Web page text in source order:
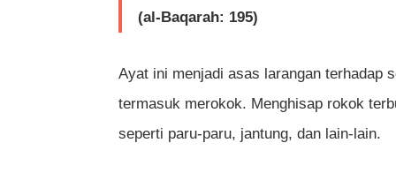
(al-Baqarah: 195)
Ayat ini menjadi asas larangan terhadap
termasuk merokok. Menghisap rokok
seperti paru-paru, jantung, dan lain-lain.